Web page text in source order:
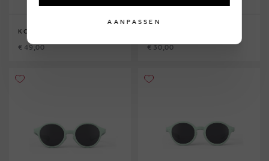
KOMONO
€ 49,00 € 30,00
AANPASSEN